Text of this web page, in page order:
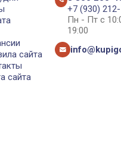
сайта
сайта
+7 (930)
Пн - Пт с
19:00